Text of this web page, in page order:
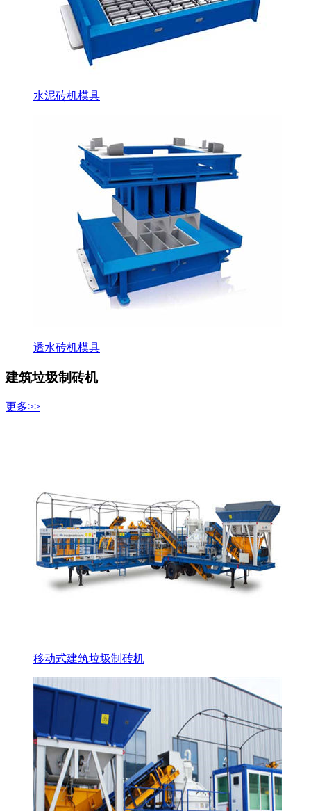
水泥砖机模具
透水砖机模具
建筑垃圾制砖机
更多>>
移动式建筑垃圾制砖机